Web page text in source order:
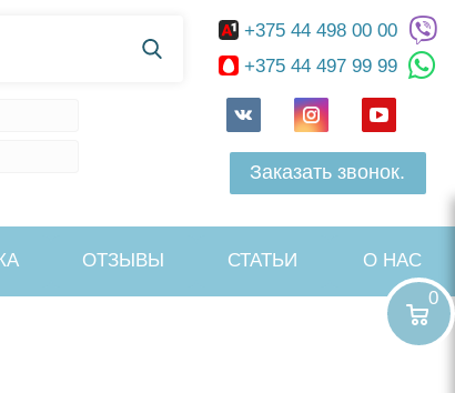
+375 44 498 00 00
+375 44 497 99 99
Заказать звонок.
0
ОТЗЫВЫ СТАТЬИ О НАС